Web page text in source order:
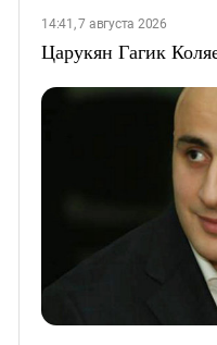
14:41, 7 августа 2026
Царукян Гагик